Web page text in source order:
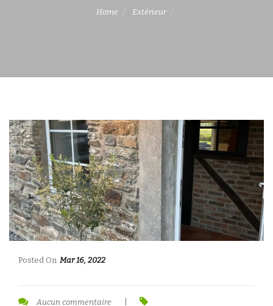
Home Extérieur
Posted On Mar 16, 2022
Aucun commentaire